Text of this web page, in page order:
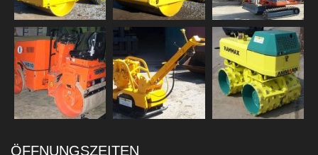
ÖFFNUNGSZEITEN